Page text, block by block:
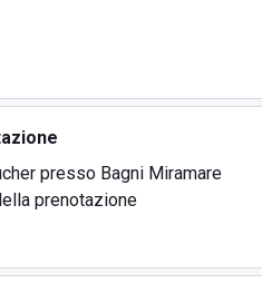
presso Bagni Miramare
prenotazione